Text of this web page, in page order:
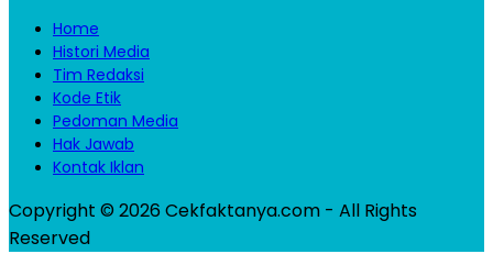
Home
Histori Media
Tim Redaksi
Kode Etik
Pedoman Media
Hak Jawab
Kontak Iklan
Copyright © 2026 Cekfaktanya.com - All Rights
Reserved